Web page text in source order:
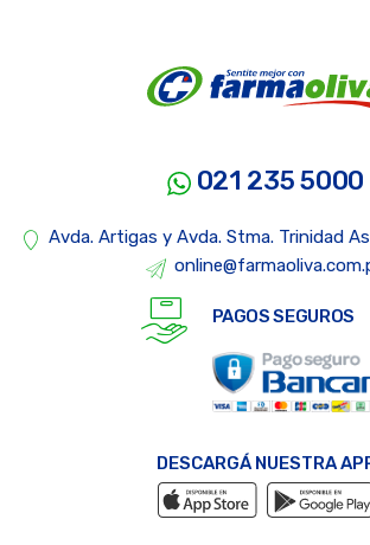
021 235 5000
Avda. Artigas y Avda. Stma. Trinidad
PAGOS SEGUROS
DESCARGÁ NUESTRA